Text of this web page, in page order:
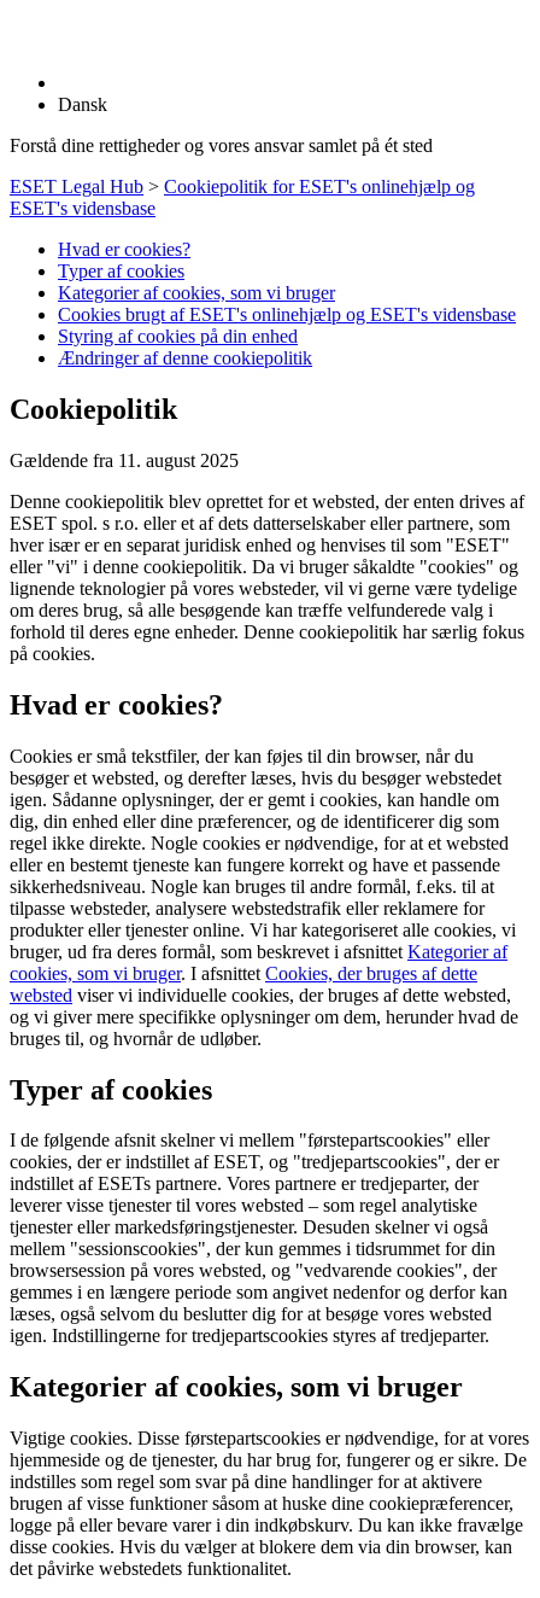
Dansk
Forstå dine rettigheder og vores ansvar samlet på ét sted
ESET Legal Hub > Cookiepolitik for ESET's onlinehjælp og
ESET's vidensbase
Hvad er cookies?
Typer af cookies
Kategorier af cookies, som vi bruger
Cookies brugt af ESET's onlinehjælp og ESET's vidensbase
Styring af cookies på din enhed
Ændringer af denne cookiepolitik
Cookiepolitik
Gældende fra 11. august 2025
Denne cookiepolitik blev oprettet for et websted, der enten drives af
ESET spol. s r.o. eller et af dets datterselskaber eller partnere, som
hver især er en separat juridisk enhed og henvises til som "ESET"
eller "vi" i denne cookiepolitik. Da vi bruger såkaldte "cookies" og
lignende teknologier på vores websteder, vil vi gerne være tydelige
om deres brug, så alle besøgende kan træffe velfunderede valg i
forhold til deres egne enheder. Denne cookiepolitik har særlig fokus
på cookies.
Hvad er cookies?
Cookies er små tekstfiler, der kan føjes til din browser, når du
besøger et websted, og derefter læses, hvis du besøger webstedet
igen. Sådanne oplysninger, der er gemt i cookies, kan handle om
dig, din enhed eller dine præferencer, og de identificerer dig som
regel ikke direkte. Nogle cookies er nødvendige, for at et websted
eller en bestemt tjeneste kan fungere korrekt og have et passende
sikkerhedsniveau. Nogle kan bruges til andre formål, f.eks. til at
tilpasse websteder, analysere webstedstrafik eller reklamere for
produkter eller tjenester online. Vi har kategoriseret alle cookies, vi
bruger, ud fra deres formål, som beskrevet i afsnittet Kategorier af
cookies, som vi bruger. I afsnittet Cookies, der bruges af dette
websted viser vi individuelle cookies, der bruges af dette websted,
og vi giver mere specifikke oplysninger om dem, herunder hvad de
bruges til, og hvornår de udløber.
Typer af cookies
I de følgende afsnit skelner vi mellem "førstepartscookies" eller
cookies, der er indstillet af ESET, og "tredjepartscookies", der er
indstillet af ESETs partnere. Vores partnere er tredjeparter, der
leverer visse tjenester til vores websted – som regel analytiske
tjenester eller markedsføringstjenester. Desuden skelner vi også
mellem "sessionscookies", der kun gemmes i tidsrummet for din
browsersession på vores websted, og "vedvarende cookies", der
gemmes i en længere periode som angivet nedenfor og derfor kan
læses, også selvom du beslutter dig for at besøge vores websted
igen. Indstillingerne for tredjepartscookies styres af tredjeparter.
Kategorier af cookies, som vi bruger
Vigtige cookies. Disse førstepartscookies er nødvendige, for at vores
hjemmeside og de tjenester, du har brug for, fungerer og er sikre. De
indstilles som regel som svar på dine handlinger for at aktivere
brugen af visse funktioner såsom at huske dine cookiepræferencer,
logge på eller bevare varer i din indkøbskurv. Du kan ikke fravælge
disse cookies. Hvis du vælger at blokere dem via din browser, kan
det påvirke webstedets funktionalitet.